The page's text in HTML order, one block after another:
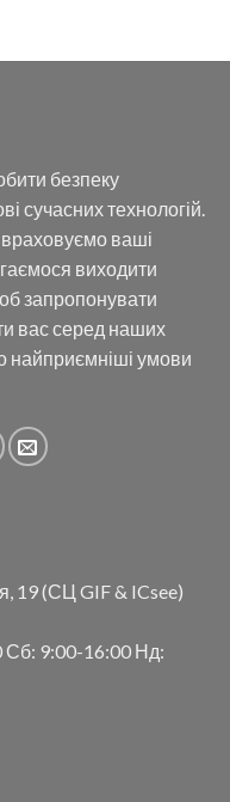
безпеку
сучасних технологій.
враховуємо ваші
виходити
запропонувати
вас серед наших
найприємніші умови
19 (СЦ GIF & ICsee)
9:00-16:00 Нд: